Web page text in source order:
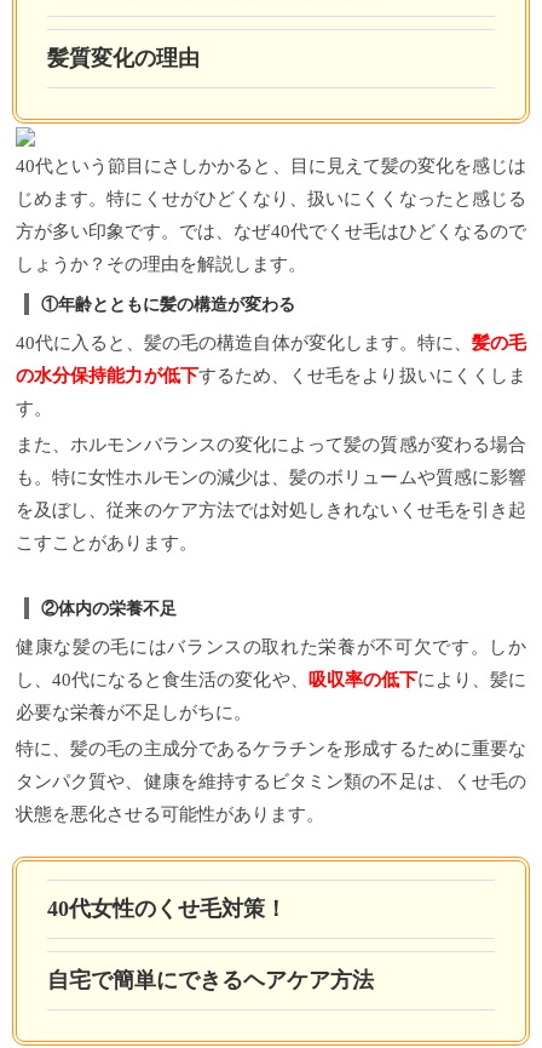
髪質変化の理由
40代という節目にさしかかると、目に見えて髪の変化を感じは
じめます。特にくせがひどくなり、扱いにくくなったと感じる
方が多い印象です。では、なぜ40代でくせ毛はひどくなるので
しょうか？その理由を解説します。
①年齢とともに髪の構造が変わる
40代に入ると、髪の毛の構造自体が変化します。特に、 髪の毛
の水分保持能力が低下するため、くせ毛をより扱いにくくしま
す。
また、ホルモンバランスの変化によって髪の質感が変わる場合
も。特に女性ホルモンの減少は、髪のボリュームや質感に影響
を及ぼし、従来のケア方法では対処しきれないくせ毛を引き起
こすことがあります。
②体内の栄養不足
健康な髪の毛にはバランスの取れた栄養が不可欠です。しか
し、40代になると食生活の変化や、
吸収率の低下により、髪に
必要な栄養が不足しがちに。
特に、髪の毛の主成分であるケラチンを形成するために重要な
タンパク質や、健康を維持するビタミン類の不足は、くせ毛の
状態を悪化させる可能性があります。
40代女性のくせ毛対策！
自宅で簡単にできるヘアケア方法